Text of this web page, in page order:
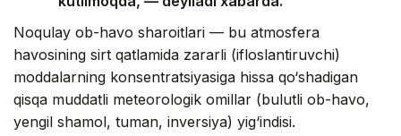
Noqulay ob-havo sharoitlari — bu atmosfera
havosining sirt qatlamida zararli (ifloslantiruvchi)
moddalarning konsentratsiyasiga hissa qo‘shadigan
qisqa muddatli meteorologik omillar (bulutli ob-havo,
yengil shamol, tuman, inversiya) yig‘indisi.